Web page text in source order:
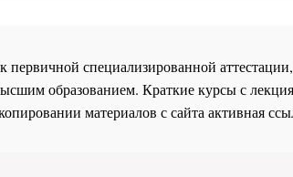
первичной специализированной
образованием. Краткие курсы с
материалов с сайта активная